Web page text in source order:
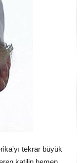
tekrar büyük